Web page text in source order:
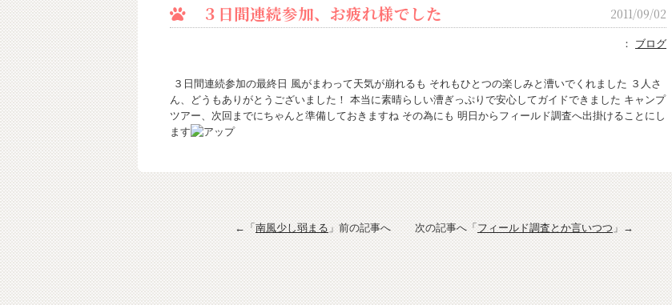
３日間連続参加、お疲れ様でした 2011/09/02
： ブログ
３日間連続参加の最終日 風がまわって天気が崩れるも それもひとつの楽しみと漕いでくれました ３人さ
ん、どうもありがとうございました！ 本当に素晴らしい漕ぎっぷりで安心してガイドできました キャンプ
ツアー、次回までにちゃんと準備しておきますね その為にも 明日からフィールド調査へ出掛けることにし
ます
←「南風少し弱まる」前の記事へ 次の記事へ「フィールド調査とか言いつつ」→